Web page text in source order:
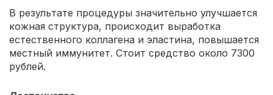
В результате процедуры значительно улучшается
кожная структура, происходит выработка
естественного коллагена и эластина, повышается
местный иммунитет. Стоит средство около 7300
рублей.